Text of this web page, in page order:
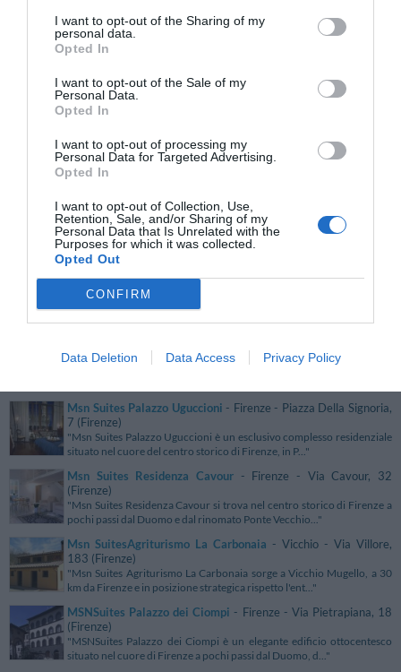
I want to opt-out of the Sharing of my
personal data.
Opted In
I want to opt-out of the Sale of my
Personal Data.
Opted In
I want to opt-out of processing my
Personal Data for Targeted Advertising.
Opted In
I want to opt-out of Collection, Use,
Retention, Sale, and/or Sharing of my
Personal Data that Is Unrelated with the
Purposes for which it was collected.
Opted Out
CONFIRM
Data Deletion Data Access Privacy Policy
Montelfi, 1 (Firenze)
"L'agriturismo Bellavista è situato sulla sommità di una collina ai
confini del Chianti classico, in posizione panoramica..."
(Firenze)
"L'Msn Relais Le Querciole si trova a Querciole nel cuore della Toscana
a breve distanza da Firenze e dalle principali ci..."
Msn Relais Rocca di Castagnoli - Castagnoli - sp130 (Siena)
"Msn Relais Rocca di Castagnoli è situato nel cuore del Chianti
Classico, in una posizione panoramica suggestiva e invidi..."
Msn Relais Santa Croce- Firenze - via Ghibellina, 87 (Firenze)
"Msn Relais Santa Croce è situato all'interno del Palazzo Ciofi-
Jacometti, un'antica residenza nobiliare del '700 ubicata..."
"Msn Suites Cà della Nave si trova in posizione strategica rispetto a
(Firenze)
"MSN Suites Palazzo Galletti sorge nel cuore del centro storico di
Msn Suites Palazzo Uguccioni - Firenze - Piazza Della Signoria,
7 (Firenze)
"Msn Suites Palazzo Uguccioni è un esclusivo complesso residenziale
situato nel cuore del centro storico di Firenze, in P..."
Msn Suites Residenza Cavour - Firenze - Via Cavour, 32
(Firenze)
"Msn Suites Residenza Cavour si trova nel centro storico di Firenze a
pochi passi dal Duomo e dal rinomato Ponte Vecchio..."
Msn SuitesAgriturismo La Carbonaia - Vicchio - Via Villore,
183 (Firenze)
"Msn Suites Agriturismo La Carbonaia sorge a Vicchio Mugello, a 30
km da Firenze e in posizione strategica rispetto l'ent..."
MSNSuites Palazzo dei Ciompi - Firenze - Via Pietrapiana, 18
(Firenze)
"MSNSuites Palazzo dei Ciompi è un elegante edificio ottocentesco
situato nel cuore di Firenze a pochi passi dal Duomo, d..."